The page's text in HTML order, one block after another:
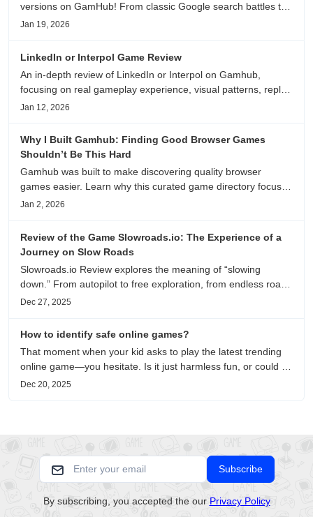
versions on GamHub! From classic Google search battles to
fanfic, viral clips, stadium food, and more—plus location,
Jan 19, 2026
LinkedIn or Interpol Game Review
An in-depth review of LinkedIn or Interpol on Gamhub,
focusing on real gameplay experience, visual patterns, replay
value, and who this browser game is actually worth playing
Jan 12, 2026
Why I Built Gamhub: Finding Good Browser Games
Shouldn’t Be This Hard
Gamhub was built to make discovering quality browser
games easier. Learn why this curated game directory focuses
on playability, manual selection, and reliable
Jan 2, 2026
Review of the Game Slowroads.io: The Experience of a
Journey on Slow Roads
Slowroads.io Review explores the meaning of “slowing
down.” From autopilot to free exploration, from endless roads
to metaphors for life, it is an immersive review and reflection
Dec 27, 2025
How to identify safe online games?
That moment when your kid asks to play the latest trending
online game—you hesitate. Is it just harmless fun, or could it
be harvesting their data? With over 3.2 billion gamers
Dec 20, 2025
Subscribe
By subscribing, you accepted the our Privacy Policy